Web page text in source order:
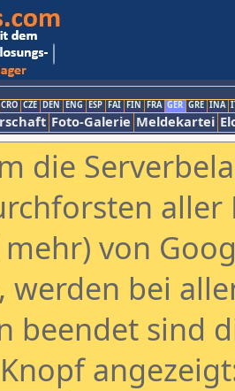
CRO CZE DEN ENG ESP FAI FIN FRA GER GRE INA
Foto-Galerie Meldekartei
die
aller
von
werden bei
beendet sind